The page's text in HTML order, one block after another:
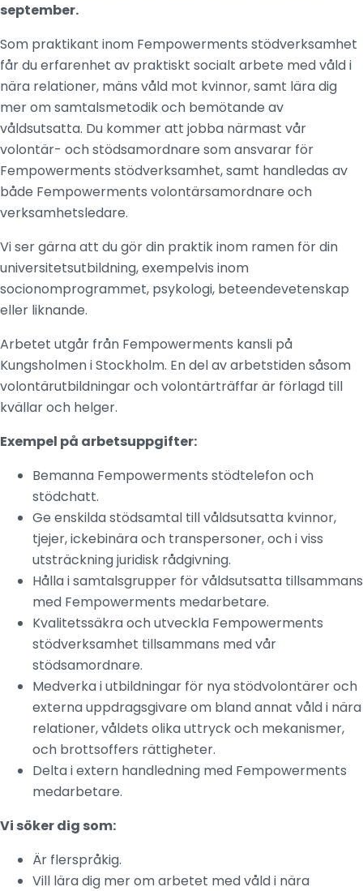
september.
Som praktikant inom Fempowerments stödverksamhet
får du erfarenhet av praktiskt socialt arbete med våld i
nära relationer, mäns våld mot kvinnor, samt lära dig
mer om samtalsmetodik och bemötande av
våldsutsatta. Du kommer att jobba närmast vår
volontär- och stödsamordnare som ansvarar för
Fempowerments stödverksamhet, samt handledas av
både Fempowerments volontärsamordnare och
verksamhetsledare.
Vi ser gärna att du gör din praktik inom ramen för din
universitetsutbildning, exempelvis inom
socionomprogrammet, psykologi, beteendevetenskap
eller liknande.
Arbetet utgår från Fempowerments kansli på
Kungsholmen i Stockholm. En del av arbetstiden såsom
volontärutbildningar och volontärträffar är förlagd till
kvällar och helger.
Exempel på arbetsuppgifter:
Bemanna Fempowerments stödtelefon och
stödchatt.
Ge enskilda stödsamtal till våldsutsatta kvinnor,
tjejer, ickebinära och transpersoner, och i viss
utsträckning juridisk rådgivning.
Hålla i samtalsgrupper för våldsutsatta tillsammans
med Fempowerments medarbetare.
Kvalitetssäkra och utveckla Fempowerments
stödverksamhet tillsammans med vår
stödsamordnare.
Medverka i utbildningar för nya stödvolontärer och
externa uppdragsgivare om bland annat våld i nära
relationer, våldets olika uttryck och mekanismer,
och brottsoffers rättigheter.
Delta i extern handledning med Fempowerments
medarbetare.
Vi söker dig som:
Är flerspråkig.
Vill lära dig mer om arbetet med våld i nära